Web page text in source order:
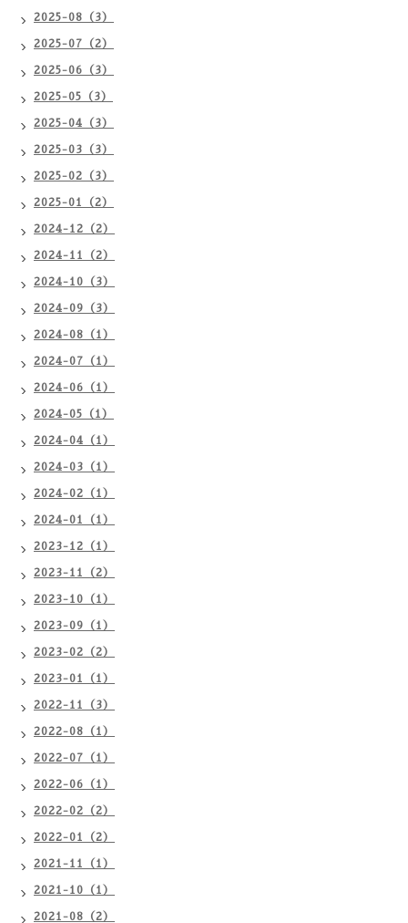
2025-08（3）
2025-07（2）
2025-06（3）
2025-05（3）
2025-04（3）
2025-03（3）
2025-02（3）
2025-01（2）
2024-12（2）
2024-11（2）
2024-10（3）
2024-09（3）
2024-08（1）
2024-07（1）
2024-06（1）
2024-05（1）
2024-04（1）
2024-03（1）
2024-02（1）
2024-01（1）
2023-12（1）
2023-11（2）
2023-10（1）
2023-09（1）
2023-02（2）
2023-01（1）
2022-11（3）
2022-08（1）
2022-07（1）
2022-06（1）
2022-02（2）
2022-01（2）
2021-11（1）
2021-10（1）
2021-08（2）